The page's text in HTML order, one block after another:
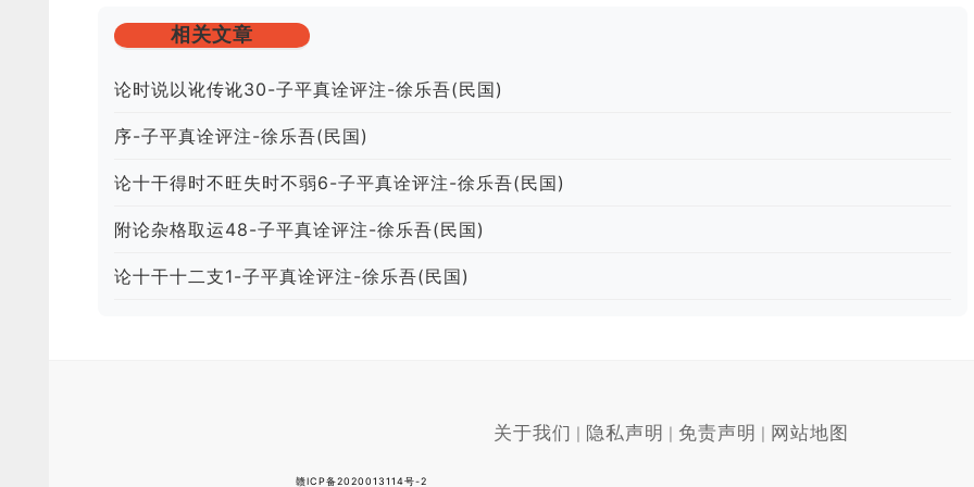
相关文章
论时说以讹传讹30-子平真诠评注-徐乐吾(民国)
序-子平真诠评注-徐乐吾(民国)
论十干得时不旺失时不弱6-子平真诠评注-徐乐吾(民国)
附论杂格取运48-子平真诠评注-徐乐吾(民国)
论十干十二支1-子平真诠评注-徐乐吾(民国)
关于我们 隐私声明 免责声明 网站地图
赣ICP备2020013114号-2